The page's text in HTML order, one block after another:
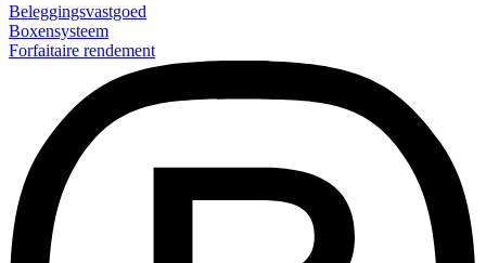
Beleggingsvastgoed
Boxensysteem
Forfaitaire rendement